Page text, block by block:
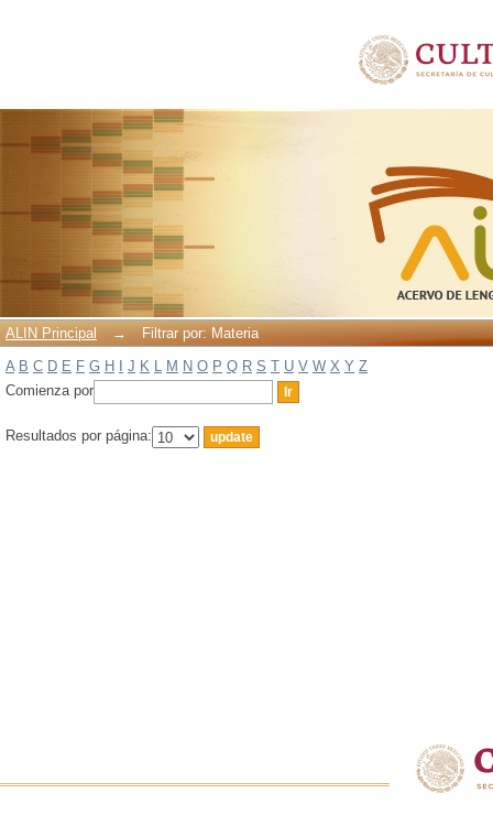
ALIN Principal →
Filtrar por: Materia
A B C D E F G H J K L M N O P Q R S T U V W X Y Z
Comienza por
Resultados por página: